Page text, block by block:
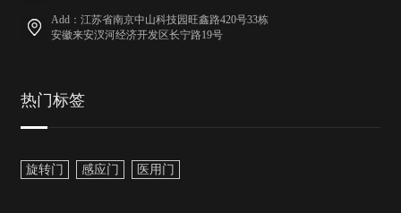
Add：江苏省南京中山科技园旺鑫路420号33栋
安徽来安汊河经济开发区长宁路19号
热门标签
旋转门 感应门 医用门